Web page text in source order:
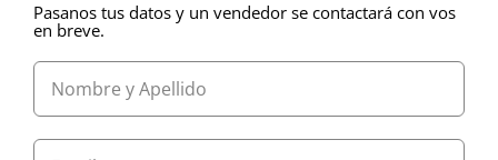
Pasanos tus datos y un vendedor se contactará con vos
en breve.